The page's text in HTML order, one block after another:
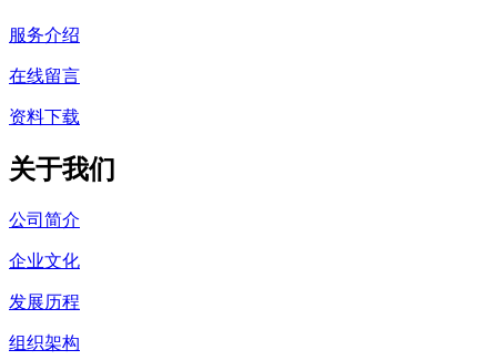
服务介绍
在线留言
资料下载
关于我们
公司简介
企业文化
发展历程
组织架构